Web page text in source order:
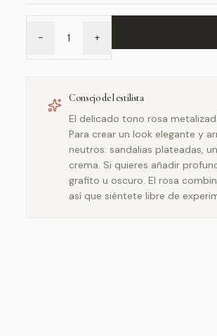
- +
Consejo del estilista
El delicado tono rosa
Para crear un look elegante y
neutros: sandalias plateadas,
crema. Si quieres añadir
grafito u oscuro. El rosa
así que siéntete libre de